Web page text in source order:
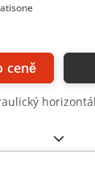
ceně